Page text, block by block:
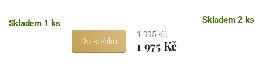
Skladem 1 ks
Do košíku
Skladem 2 ks
1 995 Kč
1 975 Kč